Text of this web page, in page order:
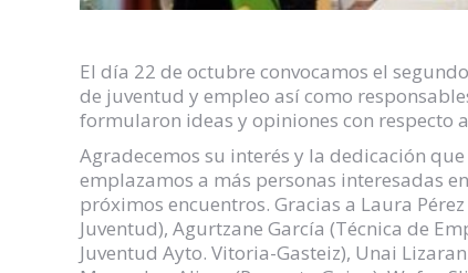
El día 22 de octubre convocamos el
de juventud y empleo así como
formularon ideas y opiniones con respecto
Agradecemos su interés y la dedicación
emplazamos a más personas interesadas
próximos encuentros. Gracias a Laura
Juventud), Agurtzane García (Técnica de
Juventud Ayto. Vitoria-Gasteiz), Unai